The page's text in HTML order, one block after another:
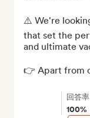
⚠️ We're
that set the
and ultimate
👉 Apart from
回答率
100%